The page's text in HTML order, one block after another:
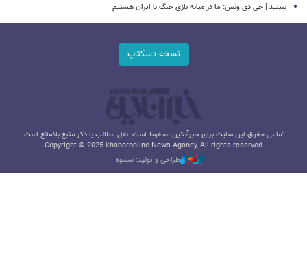
ببینید | جی دی ونس: ما در میانه بازی جنگ با ایران هستیم
نسخه دسکتاپ
تمامی حقوق این سایت برای خبرآنلاین محفوظ است. نقل مطالب با ذکر منبع بلامانع است.
Copyright © 2025 khabaronline News Agancy, All rights reserved
طراحی و تولید: نستوه